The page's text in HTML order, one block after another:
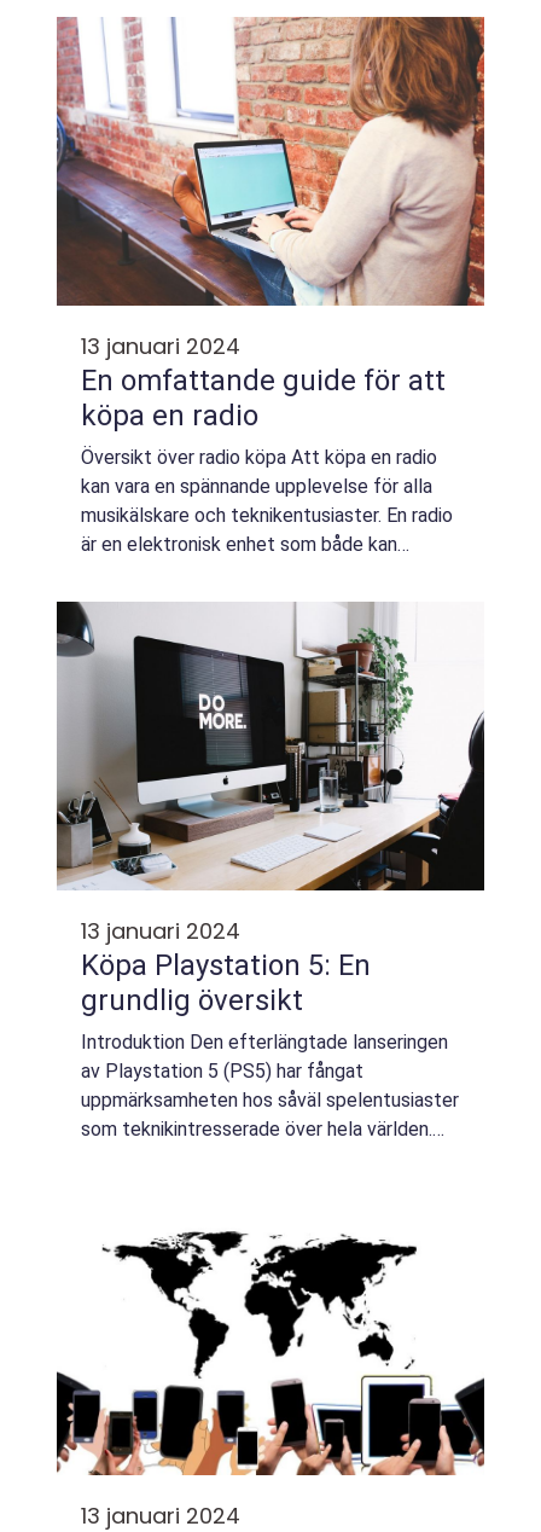
linje. Varje år introduceras nya modeller med
spännan...
13 januari 2024
En omfattande guide för att
köpa en radio
Översikt över radio köpa Att köpa en radio
kan vara en spännande upplevelse för alla
musikälskare och teknikentusiaster. En radio
är en elektronisk enhet som både kan
ute efter att lyssna på din favoritmusik...
13 januari 2024
Köpa Playstation 5: En
grundlig översikt
Introduktion Den efterlängtade lanseringen
av Playstation 5 (PS5) har fångat
uppmärksamheten hos såväl spelentusiaster
som teknikintresserade över hela världen.
13 januari 2024